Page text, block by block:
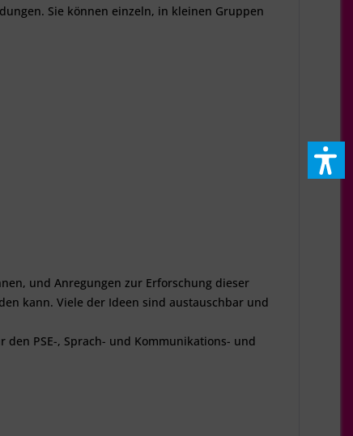
Sie können einzeln, in kleinen Gruppen
und Anregungen zur Erforschung dieser
kann. Viele der Ideen sind austauschbar und
PSE-, Sprach- und Kommunikations- und